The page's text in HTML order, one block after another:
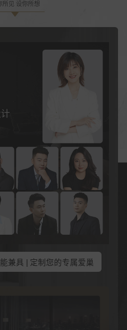
所见 设你所想
兼具 | 定制您的专属爱巢